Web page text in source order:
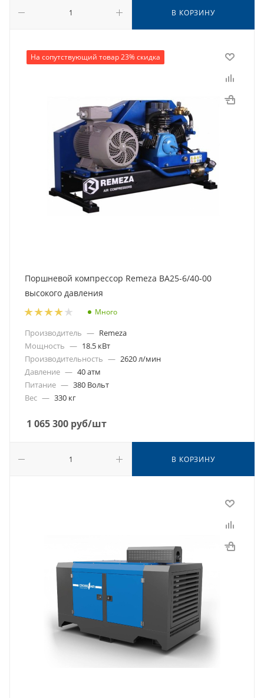
В КОРЗИНУ
На сопутствующий товар 23% скидка
Поршневой компрессор Remeza ВА25-6/40-00
высокого давления
Много
Производитель — Remeza
Мощность — 18.5 кВт
Производительность — 2620 л/мин
Давление — 40 атм
Питание — 380 Вольт
Вес — 330 кг
1 065 300 руб/шт
В КОРЗИНУ